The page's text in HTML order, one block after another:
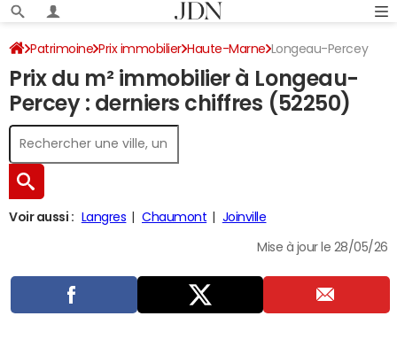
Patrimoine Prix immobilier Haute-Marne Longeau-Percey
Prix du m² immobilier à Longeau-
Percey : derniers chiffres (52250)
Voir aussi : Langres Chaumont Joinville
Mise à jour le 28/05/26